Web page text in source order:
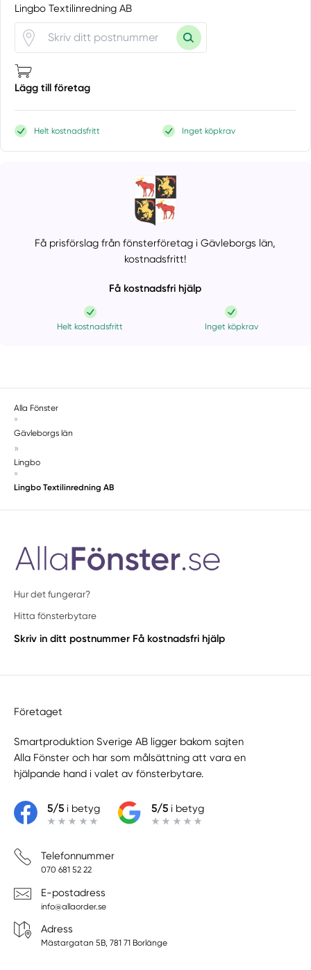
Lingbo Textilinredning AB
Lägg till företag
Helt kostnadsfritt Inget köpkrav
Få prisförslag från fönsterföretag i Gävleborgs län,
kostnadsfritt!
Få kostnadsfri hjälp
Helt kostnadsfritt Inget köpkrav
Alla Fönster
»
Gävleborgs län
»
Lingbo
»
Lingbo Textilinredning AB
Hur det fungerar?
Hitta fönsterbytare
Skriv in ditt postnummer Få kostnadsfri hjälp
Företaget
Smartproduktion Sverige AB ligger bakom sajten
Alla Fönster och har som målsättning att vara en
hjälpande hand i valet av fönsterbytare.
5/5i betyg 5/5i betyg
Telefonnummer
070 681 52 22
E-postadress
info@allaorder.se
Adress
Mästargatan 5B, 781 71 Borlänge